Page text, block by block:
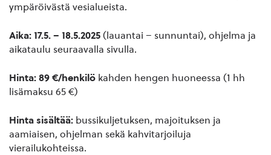
ympäröivästä vesialueista.
Aika: 17.5. – 18.5.2025 (lauantai – sunnuntai), ohjelma ja
aikataulu seuraavalla sivulla.
Hinta: 89 €/henkilö kahden hengen huoneessa (1 hh
lisämaksu 65 €)
Hinta sisältää: bussikuljetuksen, majoituksen ja
aamiaisen, ohjelman sekä kahvitarjoiluja
vierailukohteissa.